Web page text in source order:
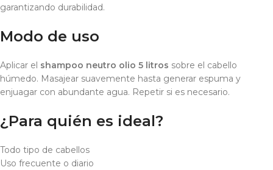
garantizando durabilidad.
Modo de uso
Aplicar el shampoo neutro olio 5 litros sobre el cabello
húmedo. Masajear suavemente hasta generar espuma y
enjuagar con abundante agua. Repetir si es necesario.
¿Para quién es ideal?
Todo tipo de cabellos
Uso frecuente o diario